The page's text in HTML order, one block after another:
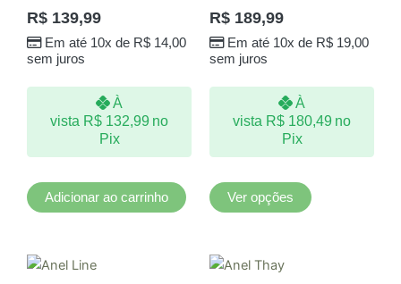
R$ 139,99
Em até 10x de R$14,00
sem juros
À
vista R$132,99 no
Pix
Adicionar ao carrinho
R$ 189,99
Em até 10x de R$19,00
sem juros
À
vista R$180,49 no
Pix
Ver opções
As
podem
escolhidas
do